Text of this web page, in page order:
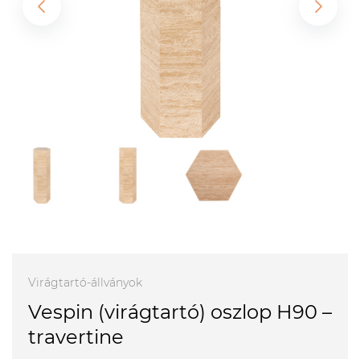
Virágtartó-állványok
Vespin (virágtartó) oszlop H90 –
travertine